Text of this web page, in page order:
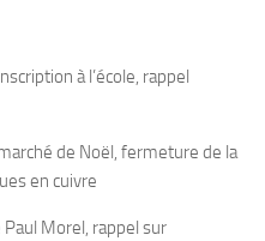
à l’école, rappel
de Noël, fermeture de la
en cuivre
Paul Morel, rappel sur